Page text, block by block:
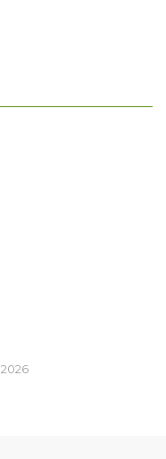
2026